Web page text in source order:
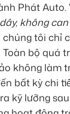
Phát Auto.
không
chúng tôi chỉ
Toàn bộ quá
không làm
bất kỳ chi
kỹ lưỡng